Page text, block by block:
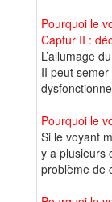
Pourquoi le
Captur II :
L’allumage
II peut
Pourquoi le
Si le voyant
y a plusieurs
problème de